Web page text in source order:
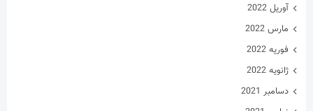
آوریل 2022
مارس 2022
فوریه 2022
ژانویه 2022
دسامبر 2021